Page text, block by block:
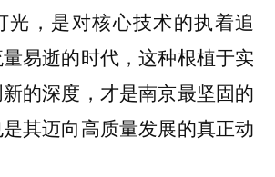
光，是对核心技术的执着追
易逝的时代，这种根植于实
的深度，才是南京最坚固的
其迈向高质量发展的真正动